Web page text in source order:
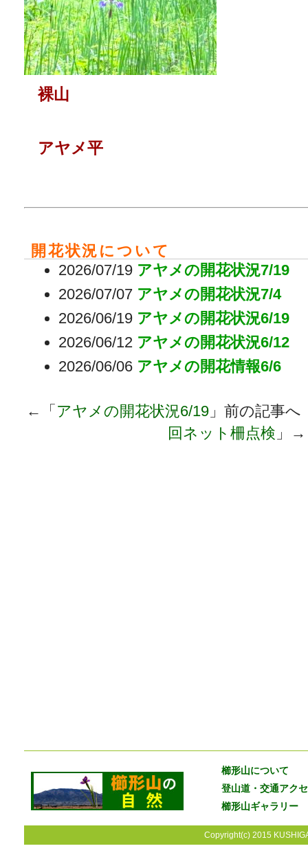
裸山
アヤメ平
開花状況について
2026/07/19 アヤメの開花状況7/19
2026/07/07 アヤメの開花状況7/4
2026/06/19 アヤメの開花状況6/19
2026/06/12 アヤメの開花状況6/12
2026/06/06 アヤメの開花情報6/6
←「 アヤメの開花状況6/19 」前の記事
回ネット柵点検 」→
櫛形山について
登山道・交通アク
櫛形山ギャラリー
Copyright(c) 2015